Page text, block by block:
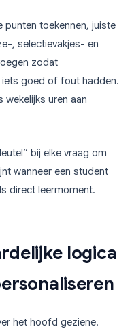
punten toekennen, juiste
, selectievakjes- en
zodat
goed of fout hadden.
wekelijks uren aan
bij elke vraag om
wanneer een student
direct leermoment.
logica
het hoofd geziene.